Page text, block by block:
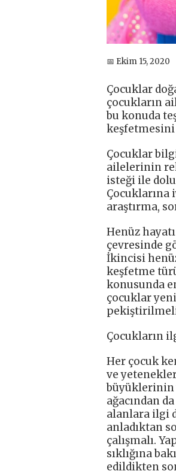
📅 Ekim 15, 2020
Çocuklar
çocukların
bu konuda
keşfetmesini
Çocuklar
ailelerinin
isteği ile
araştırma,
Henüz
çevresinde
İkincisi
keşfetme
konusunda
çocuklar
Çocukların
Her çocuk
ve
büyüklerinin
ağacından
alanlara ilgi
anladıktan
çalışmalı.
sıklığına
edildikten